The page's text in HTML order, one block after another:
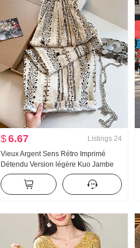
$6.67 Listings 24
Vieux Argent Sens Rétro Imprimé
Détendu Version légère Kuo Jambe
Pantalon décontracté